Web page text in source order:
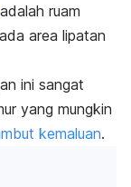
adalah ruam
area lipatan
ini sangat
yang mungkin
kemaluan.